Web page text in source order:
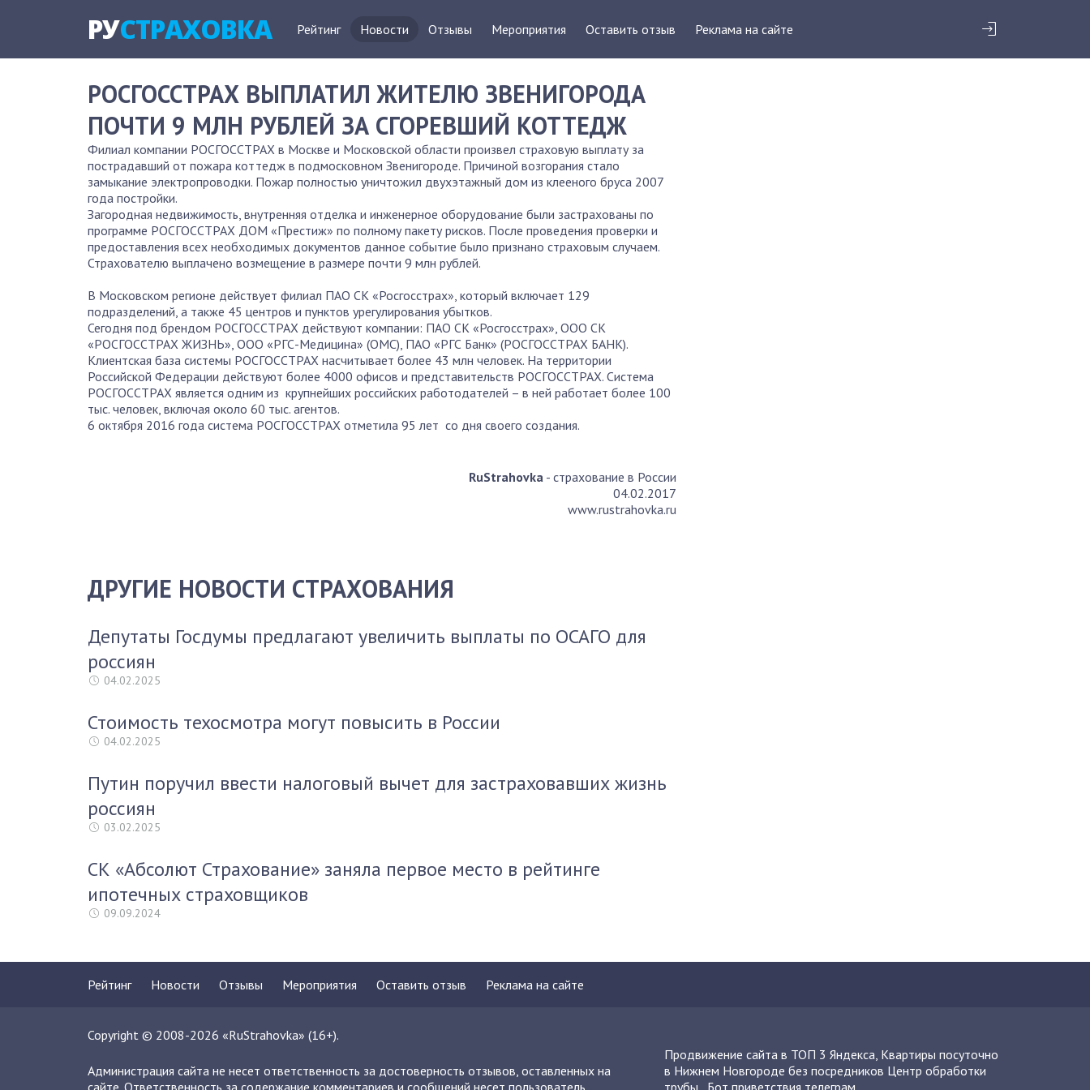
РУСТРАХОВКА Рейтинг Новости Отзывы Мероприятия Оставить отзыв Реклама на сайте
РОСГОССТРАХ ВЫПЛАТИЛ ЖИТЕЛЮ ЗВЕНИГОРОДА
ПОЧТИ 9 МЛН РУБЛЕЙ ЗА СГОРЕВШИЙ КОТТЕДЖ
Филиал компании РОСГОССТРАХ в Москве и Московской области произвел страховую выплату за
пострадавший от пожара коттедж в подмосковном Звенигороде. Причиной возгорания стало
замыкание электропроводки. Пожар полностью уничтожил двухэтажный дом из клееного бруса 2007
года постройки.
Загородная недвижимость, внутренняя отделка и инженерное оборудование были застрахованы по
программе РОСГОССТРАХ ДОМ «Престиж» по полному пакету рисков. После проведения проверки и
предоставления всех необходимых документов данное событие было признано страховым случаем.
Страхователю выплачено возмещение в размере почти 9 млн рублей.
В Московском регионе действует филиал ПАО СК «Росгосстрах», который включает 129
подразделений, а также 45 центров и пунктов урегулирования убытков.
Сегодня под брендом РОСГОССТРАХ действуют компании: ПАО СК «Росгосстрах», ООО СК
«РОСГОССТРАХ ЖИЗНЬ», ООО «РГС-Медицина» (ОМС), ПАО «РГС Банк» (РОСГОССТРАХ БАНК).
Клиентская база системы РОСГОССТРАХ насчитывает более 43 млн человек. На территории
Российской Федерации действуют более 4000 офисов и представительств РОСГОССТРАХ. Система
РОСГОССТРАХ является одним из крупнейших российских работодателей – в ней работает более 100
тыс. человек, включая около 60 тыс. агентов.
6 октября 2016 года система РОСГОССТРАХ отметила 95 лет со дня своего создания.
RuStrahovka- страхование в России
04.02.2017
www.rustrahovka.ru
ДРУГИЕ НОВОСТИ СТРАХОВАНИЯ
Депутаты Госдумы предлагают увеличить выплаты по ОСАГО для
россиян
04.02.2025
Стоимость техосмотра могут повысить в России
04.02.2025
Путин поручил ввести налоговый вычет для застраховавших жизнь
россиян
03.02.2025
СК «Абсолют Страхование» заняла первое место в рейтинге
ипотечных страховщиков
09.09.2024
Рейтинг Новости Отзывы Мероприятия Оставить отзыв Реклама на сайте
Copyright © 2008-2026 «RuStrahovka» (16+).
Администрация сайта не несет ответственность за достоверность отзывов, оставленных на
сайте. Ответственность за содержание комментариев и сообщений несет пользователь,
Продвижение сайта в ТОП 3 Яндекса, Квартиры посуточно
в Нижнем Новгороде без посредников Центр обработки
трубы
Бот приветствия телеграм